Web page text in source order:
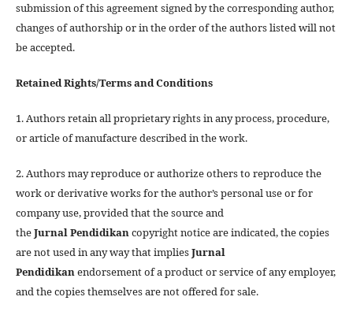
submission of this agreement signed by the corresponding author,
changes of authorship or in the order of the authors listed will not
be accepted.
Retained Rights/Terms and Conditions
1. Authors retain all proprietary rights in any process, procedure,
or article of manufacture described in the work.
2. Authors may reproduce or authorize others to reproduce the
work or derivative works for the author’s personal use or for
company use, provided that the source and
theJurnalPendidikancopyright notice are indicated, the copies
are not used in any way that impliesJurnal
Pendidikanendorsement of a product or service of any employer,
and the copies themselves are not offered for sale.